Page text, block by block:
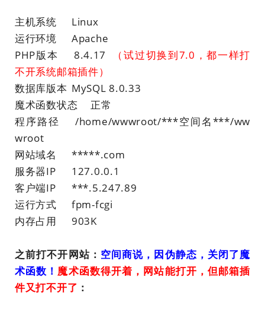
主机系统
Linux
运行环境
Apache
PHP版本
8.4.17
（试过切换到7.0，都一样打
不开系统邮箱插件）
数据库版本 MySQL 8.0.33
魔术函数状态
正常
程序路径
/home/wwwroot/***空间名***/ww
wroot
网站域名
*****.com
服务器IP
127.0.0.1
客户端IP
***.5.247.89
运行方式
fpm-fcgi
内存占用
903K
之前打不开网站： 空间商说，因伪静态，关闭了魔
术函数！ 魔术函数得开着，网站能打开，但邮箱插
件又打不开了 ：